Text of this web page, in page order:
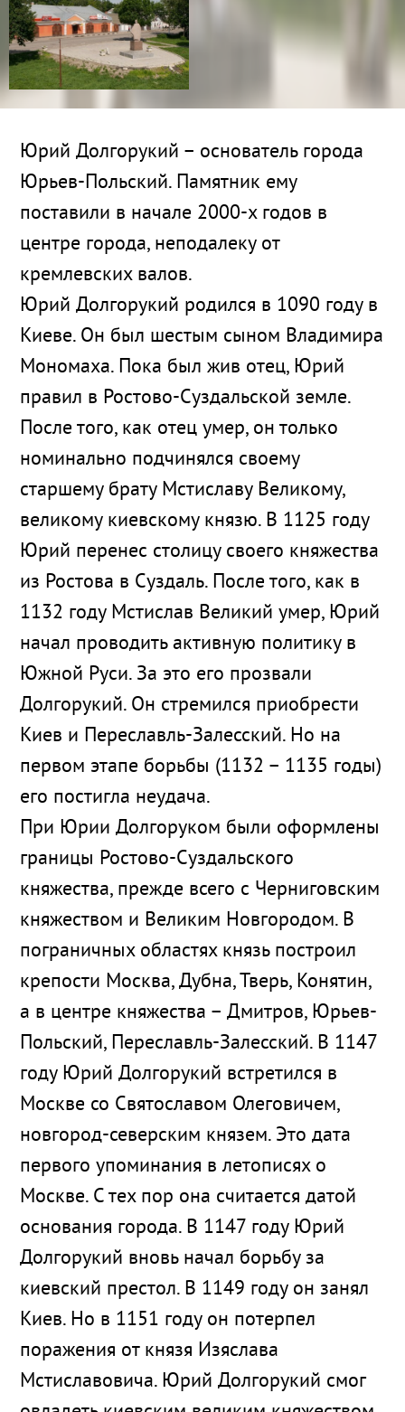
Юрий Долгорукий – основатель города
Юрьев-Польский. Памятник ему
поставили в начале 2000-х годов в
центре города, неподалеку от
кремлевских валов.
Юрий Долгорукий родился в 1090 году в
Киеве. Он был шестым сыном Владимира
Мономаха. Пока был жив отец, Юрий
правил в Ростово-Суздальской земле.
После того, как отец умер, он только
номинально подчинялся своему
старшему брату Мстиславу Великому,
великому киевскому князю. В 1125 году
Юрий перенес столицу своего княжества
из Ростова в Суздаль. После того, как в
1132 году Мстислав Великий умер, Юрий
начал проводить активную политику в
Южной Руси. За это его прозвали
Долгорукий. Он стремился приобрести
Киев и Переславль-Залесский. Но на
первом этапе борьбы (1132 – 1135 годы)
его постигла неудача.
При Юрии Долгоруком были оформлены
границы Ростово-Суздальского
княжества, прежде всего с Черниговским
княжеством и Великим Новгородом. В
пограничных областях князь построил
крепости Москва, Дубна, Тверь, Конятин,
а в центре княжества – Дмитров, Юрьев-
Польский, Переславль-Залесский. В 1147
году Юрий Долгорукий встретился в
Москве со Святославом Олеговичем,
новгород-северским князем. Это дата
первого упоминания в летописях о
Москве. С тех пор она считается датой
основания города. В 1147 году Юрий
Долгорукий вновь начал борьбу за
киевский престол. В 1149 году он занял
Киев. Но в 1151 году он потерпел
поражения от князя Изяслава
Мстиславовича. Юрий Долгорукий смог